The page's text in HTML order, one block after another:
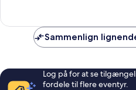
503
anmeldelserSammenlign
Log på for at se
fordele til flere eventyr.